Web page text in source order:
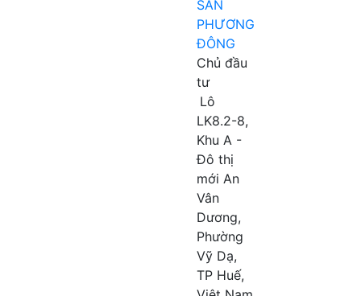
SẢN
PHƯƠNG
ĐÔNG
Chủ đầu
tư
Lô
LK8.2-8,
Khu A -
Đô thị
mới An
Vân
Dương,
Phường
Vỹ Dạ,
TP Huế,